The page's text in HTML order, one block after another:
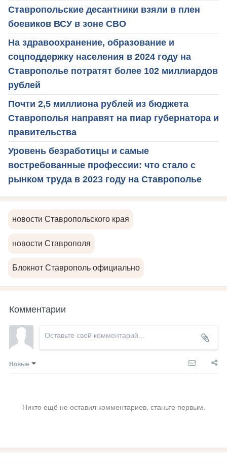
Ставропольские десантники взяли в плен
боевиков ВСУ в зоне СВО
На здравоохранение, образование и
соцподдержку населения в 2024 году на
Ставрополье потратят более 102 миллиардов
рублей
Почти 2,5 миллиона рублей из бюджета
Ставрополья направят на пиар губернатора и
правительства
Уровень безработицы и самые
востребованные профессии: что стало с
рынком труда в 2023 году на Ставрополье
новости Ставропольского края
новости Ставрополя
Блокнот Ставрополь официально
Комментарии
Новые
Никто ещё не оставил комментариев, станьте первым.